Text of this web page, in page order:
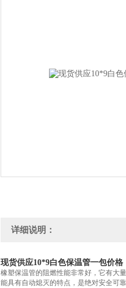
详细说明：
现货供应10*9白色保温管一包价格
橡塑保温管的阻燃性能非常好，它有大
能具有自动熄灭的特点，是绝对安全可